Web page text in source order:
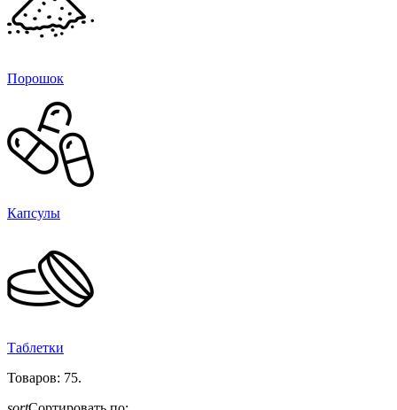
Порошок
Капсулы
Таблетки
Товаров: 75.